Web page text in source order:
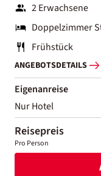
2 Erwachsene
Doppelzimmer
Frühstück
ANGEBOTSDETAILS
Eigenanreise
Nur Hotel
Reisepreis
Pro Person